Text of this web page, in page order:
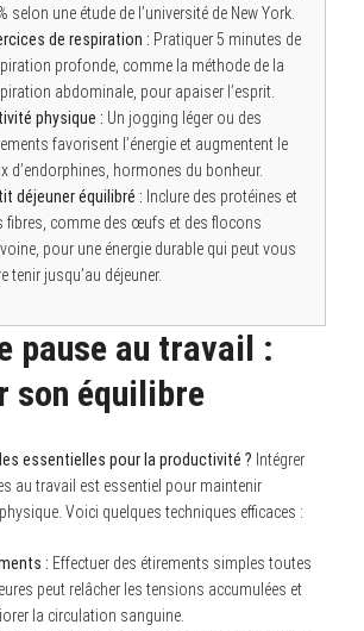
selon une étude de l’université de New York.
de respiration : Pratiquer 5 minutes de
profonde, comme la méthode de la
abdominale, pour apaiser l’esprit.
physique : Un jogging léger ou des
favorisent l’énergie et augmentent le
d’endorphines, hormones du bonheur.
déjeuner équilibré : Inclure des protéines et
fibres, comme des œufs et des flocons
pour une énergie durable qui peut vous
tenir jusqu’au déjeuner.
pause au travail :
son équilibre
essentielles pour la productivité ? Intégrer
au travail est essentiel pour maintenir
Voici quelques techniques efficaces :
: Effectuer des étirements simples toutes
peut relâcher les tensions accumulées et
la circulation sanguine.